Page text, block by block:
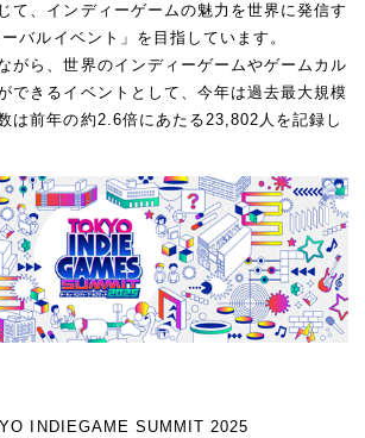
て、インディーゲームの魅力を世界に発信す
バルイベント」を目指しています。
がら、世界のインディーゲームやゲームカル
できるイベントとして、今年は過去最大規模
は前年の約2.6倍にあたる23,802人を記録し
INDIEGAME SUMMIT 2025